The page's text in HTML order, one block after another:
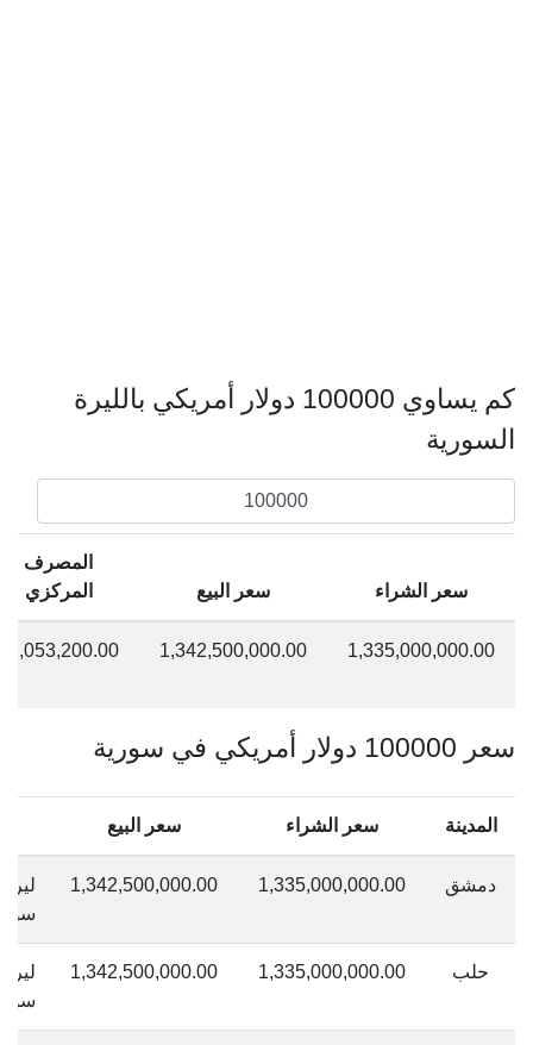
كم يساوي 100000 دولار أمريكي بالليرة
السورية
سعر الشراء سعر البيع
المصرف
المركزي
1,335,000,000.00
1,342,500,000.00
سعر 100000 دولار أمريكي في سورية
المدينة سعر الشراء سعر البيع
دمشق 1,335,000,000.00
1,342,500,000.00
ليرة
حلب 1,335,000,000.00
1,342,500,000.00
ليرة